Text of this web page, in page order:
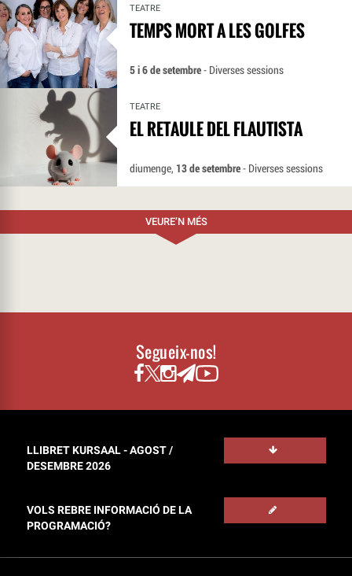
TEATRE
TEMPS MORT A LES GOLFES
5 i 6 de setembre- Diverses sessions
TEATRE
EL RETAULE DEL FLAUTISTA
diumenge, 13 de setembre- Diverses sessions
VEURE’N MÉS
Segueix-nos!
LLIBRET KURSAAL - AGOST /
DESEMBRE 2026
VOLS REBRE INFORMACIÓ DE LA
PROGRAMACIÓ?